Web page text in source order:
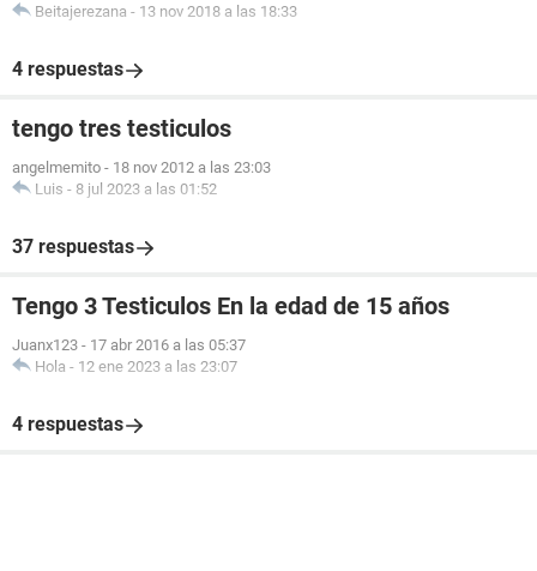
Beitajerezana - 13 nov 2018 a las 18:33
4 respuestas
tengo tres testiculos
angelmemito - 18 nov 2012 a las 23:03
Luis - 8 jul 2023 a las 01:52
37 respuestas
Tengo 3 Testiculos En la edad de 15 años
Juanx123 - 17 abr 2016 a las 05:37
Hola - 12 ene 2023 a las 23:07
4 respuestas